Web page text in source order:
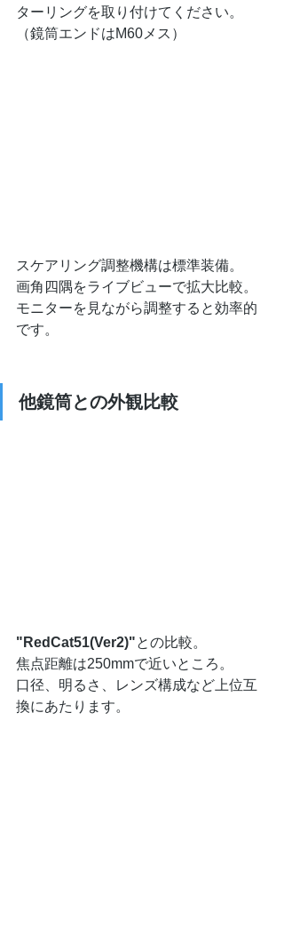
ターリングを取り付けてください。
（鏡筒エンドはM60メス）
スケアリング調整機構は標準装備。
画角四隅をライブビューで拡大比較。
モニターを見ながら調整すると効率的
です。
他鏡筒との外観比較
"RedCat51(Ver2)"との比較。
焦点距離は250mmで近いところ。
口径、明るさ、レンズ構成など上位互
換にあたります。